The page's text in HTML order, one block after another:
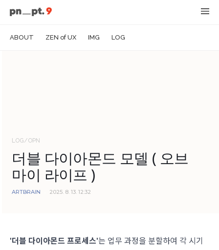
ABOUT ZEN of UX IMG LOG
LOG/OPN
더블 다이아몬드 모델 ( 오브
마이 라이프 )
ARTBRAIN 2025. 8. 13. 12:32
'더블 다이아몬드 프로세스'는 업무 과정을 분할하여 각 시기